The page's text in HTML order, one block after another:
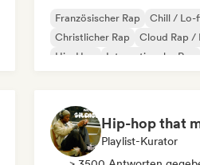
Französischer Rap
Chill / Lo-
Christlicher Rap
Cloud Rap /
Hip-Hop
Internationaler Rap
Playlist-Kurator